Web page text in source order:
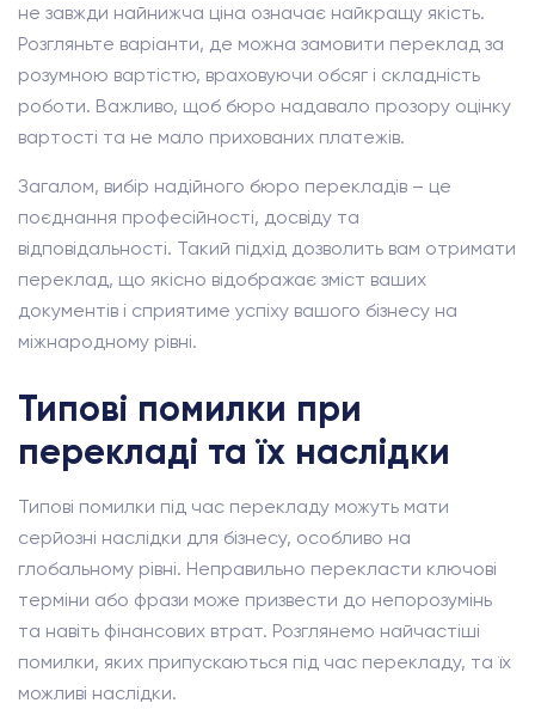
не завжди найнижча ціна означає найкращу якість.
Розгляньте варіанти, де можна замовити переклад за
розумною вартістю, враховуючи обсяг і складність
роботи. Важливо, щоб бюро надавало прозору оцінку
вартості та не мало прихованих платежів.
Загалом, вибір надійного бюро перекладів – це
поєднання професійності, досвіду та
відповідальності. Такий підхід дозволить вам отримати
переклад, що якісно відображає зміст ваших
документів і сприятиме успіху вашого бізнесу на
міжнародному рівні.
Типові помилки при
перекладі та їх наслідки
Типові помилки під час перекладу можуть мати
серйозні наслідки для бізнесу, особливо на
глобальному рівні. Неправильно перекласти ключові
терміни або фрази може призвести до непорозумінь
та навіть фінансових втрат. Розглянемо найчастіші
помилки, яких припускаються під час перекладу, та їх
можливі наслідки.